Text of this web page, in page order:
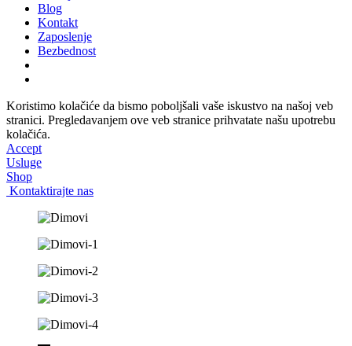
Blog
Kontakt
Zaposlenje
Bezbednost
Koristimo kolačiće da bismo poboljšali vaše iskustvo na našoj veb
stranici. Pregledavanjem ove veb stranice prihvatate našu upotrebu
kolačića.
Accept
Usluge
Shop
Kontaktirajte nas